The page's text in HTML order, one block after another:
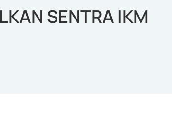
SENTRA IKM